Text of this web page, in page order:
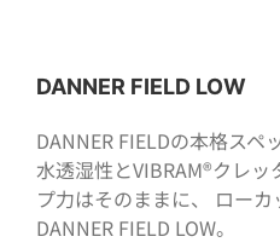
DANNER FIELD LOW
DANNER FIELDの本格スペ
水透湿性とVIBRAM®クレ
プ力はそのままに、 ロー
DANNER FIELD LOW。